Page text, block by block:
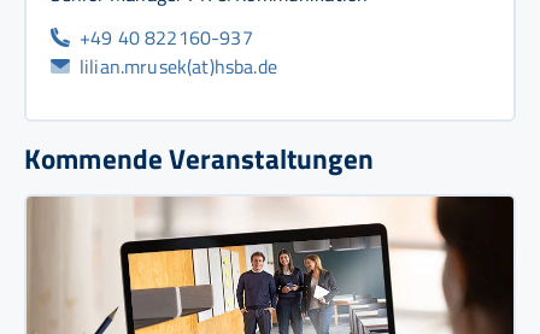
+49 40 822160-937
lilian.mrusek(at)hsba.de
Kommende Veranstaltungen